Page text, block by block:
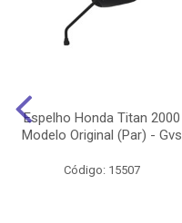
Espelho Honda Titan 2000
Modelo Original (Par) - Gvs
Código: 15507